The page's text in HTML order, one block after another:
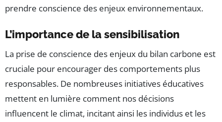
prendre conscience des enjeux environnementaux.
L’importance de la sensibilisation
La prise de conscience des enjeux du bilan carbone est
cruciale pour encourager des comportements plus
responsables. De nombreuses initiatives éducatives
mettent en lumière comment nos décisions
influencent le climat, incitant ainsi les individus et les